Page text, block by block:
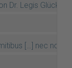
Dr. Legis
[…] nec non